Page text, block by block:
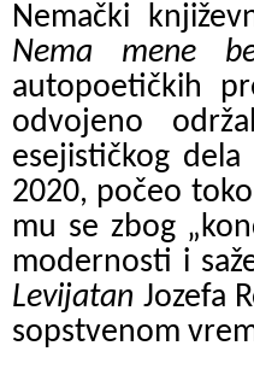
Nemački
Nema mene
autopoetičkih
odvojeno
esejističkog
2020, počeo
mu se zbog
modernosti i
Levijatan Jozefa
sopstvenom